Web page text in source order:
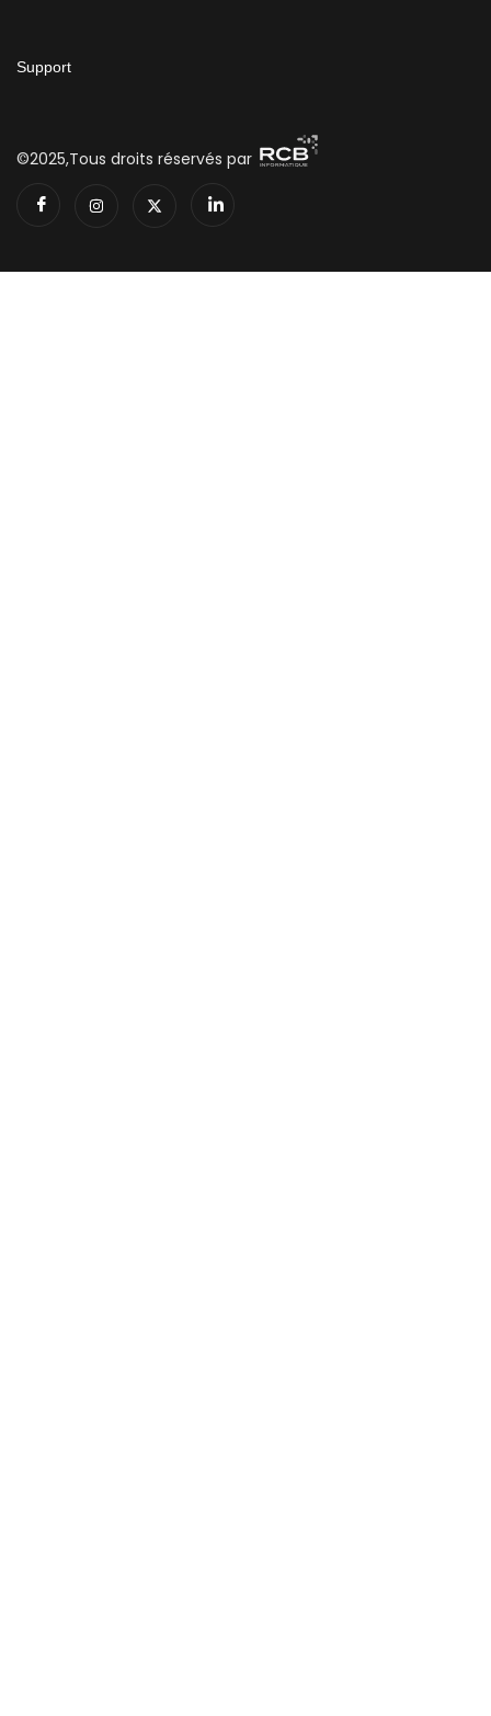
Support
©2025,Tous droits réservés par